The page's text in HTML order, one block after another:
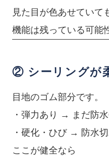
見た目が色あせていて
機能は残っている可能
② シーリングが
目地のゴム部分です。
・弾力あり → まだ防
・硬化・ひび → 防水
ここが健全なら